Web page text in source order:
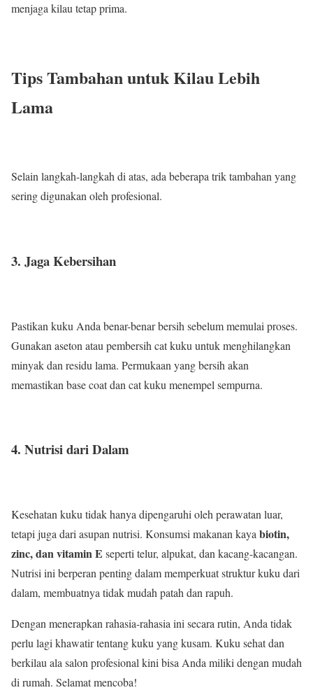
menjaga kilau tetap prima.
Tips Tambahan untuk Kilau Lebih
Lama
Selain langkah-langkah di atas, ada beberapa trik tambahan yang
sering digunakan oleh profesional.
3. Jaga Kebersihan
Pastikan kuku Anda benar-benar bersih sebelum memulai proses.
Gunakan aseton atau pembersih cat kuku untuk menghilangkan
minyak dan residu lama. Permukaan yang bersih akan
memastikan base coat dan cat kuku menempel sempurna.
4. Nutrisi dari Dalam
Kesehatan kuku tidak hanya dipengaruhi oleh perawatan luar,
tetapi juga dari asupan nutrisi. Konsumsi makanan kaya biotin,
zinc, dan vitamin E seperti telur, alpukat, dan kacang-kacangan.
Nutrisi ini berperan penting dalam memperkuat struktur kuku dari
dalam, membuatnya tidak mudah patah dan rapuh.
Dengan menerapkan rahasia-rahasia ini secara rutin, Anda tidak
perlu lagi khawatir tentang kuku yang kusam. Kuku sehat dan
berkilau ala salon profesional kini bisa Anda miliki dengan mudah
di rumah. Selamat mencoba!